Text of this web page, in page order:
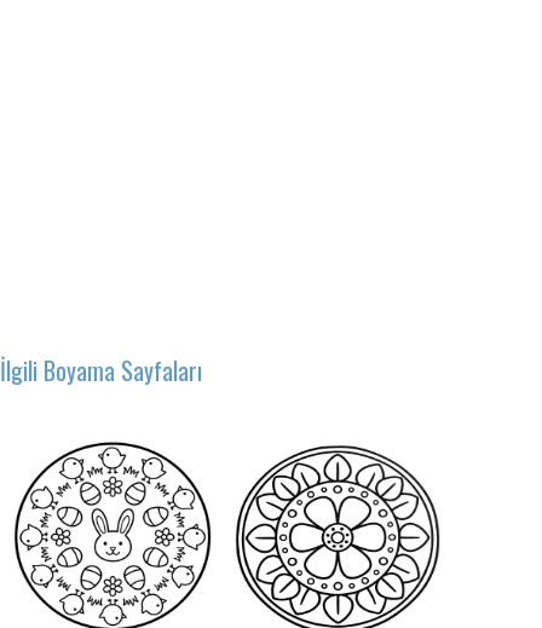
İlgili Boyama Sayfaları